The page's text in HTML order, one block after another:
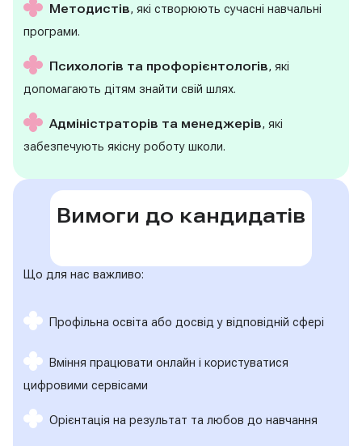
Методистів, які створюють сучасні навчальні
програми.
Психологів та профорієнтологів, які
допомагають дітям знайти свій шлях.
Адміністраторів та менеджерів, які
забезпечують якісну роботу школи.
Вимоги до кандидатів
Що для нас важливо:
Профільна освіта або досвід у відповідній сфері
Вміння працювати онлайн і користуватися
цифровими сервісами
Орієнтація на результат та любов до навчання